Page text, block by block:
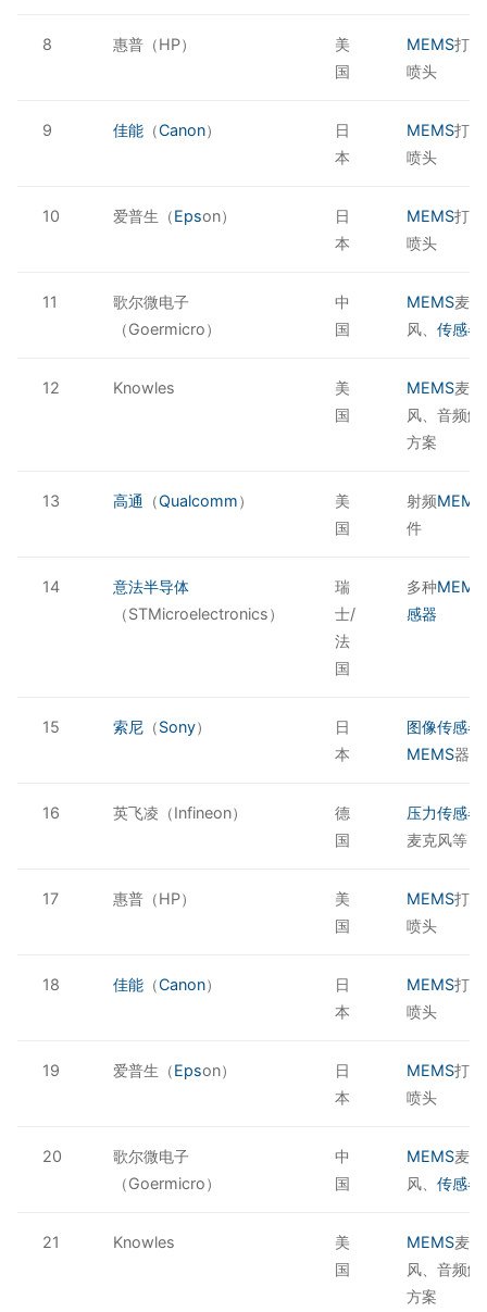
8 惠普（HP）
美
国
MEMS打
喷头
9 佳能 （Canon）
日
本
MEMS打
喷头
10 爱普生（Epson）
日
本
MEMS打
喷头
11
歌尔微电子
（Goermicro）
中
国
MEMS麦克
风、传感器
12 Knowles
美
国
MEMS麦克
风、音频解
方案
13 高通 （Qualcomm）
美
国
射频MEMS
件
14
意法半导体
（STMicroelectronics）
瑞
士/
法
国
多种
感器
15 索尼 （Sony）
日
本
图像传感器
MEMS器件
16 英飞凌（Infineon）
德
国
压力传感器
麦克风等
17 惠普（HP）
美
国
MEMS打
喷头
18 佳能 （Canon）
日
本
MEMS打
喷头
19 爱普生（Epson）
日
本
MEMS打
喷头
20
歌尔微电子
（Goermicro）
中
国
MEMS麦克
风、传感器
21 Knowles
美
国
MEMS麦克
风、音频解
方案